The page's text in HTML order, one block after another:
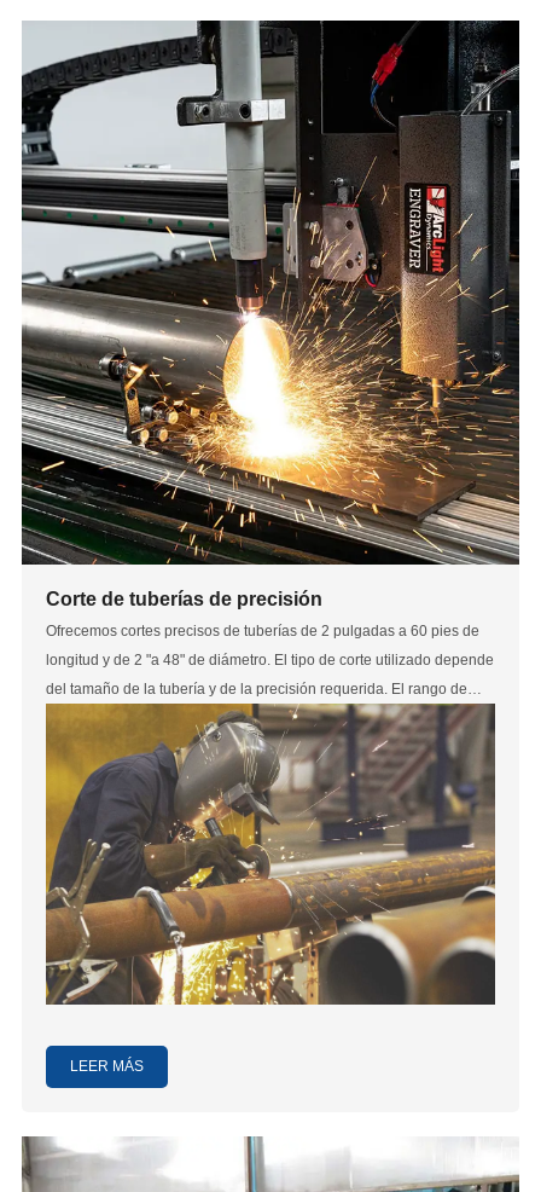
longitud de 2 a 24 pulgadas de diámetro, con una longitud mínima
de 6 pulgadas.
Corte de tuberías de precisión
Ofrecemos cortes precisos de tuberías de 2 pulgadas a 60 pies de
longitud y de 2 "a 48" de diámetro. El tipo de corte utilizado depende
del tamaño de la tubería y de la precisión requerida. El rango de
tolerancia es de 1 / 8 "a 48".
LEER MÁS